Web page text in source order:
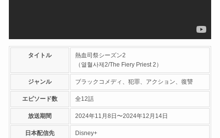
タイトル
熱血司祭シーズン2
（열혈사제2/The Fiery Priest 2）
ジャンル ブラックコメディ、犯罪、アクション、復讐
エピソード数 全12話
放送期間 2024年11月8日〜2024年12月14日
日本配信先 Disney+